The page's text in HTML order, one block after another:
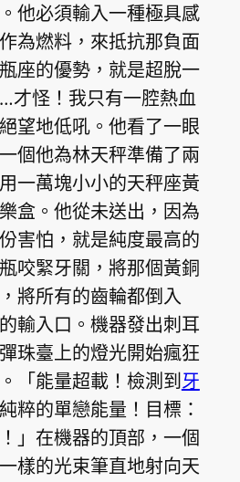
他必須輸入一種極具感
為燃料，來抵抗那負面
座的優勢，就是超脫一
才怪！我只有一腔熱血
望地低吼。他看了一眼
個他為林天秤準備了兩
一萬塊小小的天秤座黃
盒。他從未送出，因為
害怕，就是純度最高的
咬緊牙關，將那個黃銅
將所有的齒輪都倒入
輸入口。機器發出刺耳
珠臺上的燈光開始瘋狂
「能量超載！檢測到牙
粹的單戀能量！目標：
」在機器的頂部，一個
樣的光束筆直地射向天